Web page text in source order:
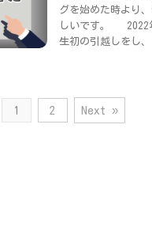
グを始めた時より
しいです。 2022
生初の引越しをし
1 2 Next »